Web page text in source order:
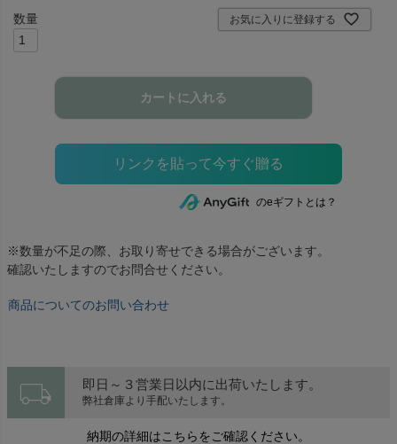
お気に入りに登録する
カートに入れる
のeギフトとは？
※数量が不足の際、お取り寄せできる場合がございます。
確認いたしますのでお問合せください。
商品についてのお問い合わせ
local_shipping 即日～３営業日以内に出荷いたします。
弊社倉庫より手配いたします。
納期の詳細はこちらをご確認ください。